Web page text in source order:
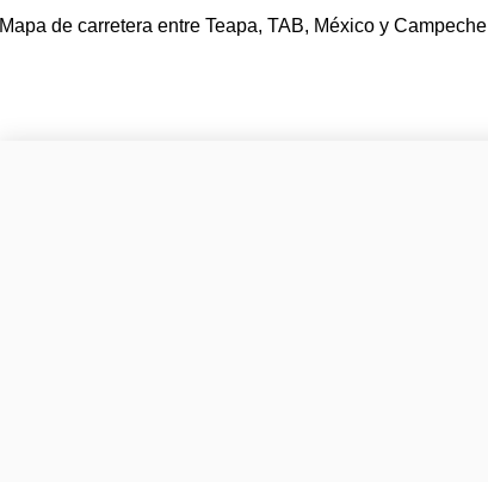
Mapa de carretera entre Teapa, TAB, México y Campeche